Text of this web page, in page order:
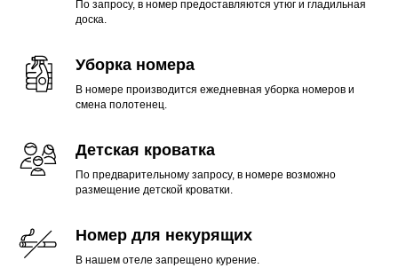
По запросу, в номер предоставляются утюг и гладильная
доска.
Уборка номера
В номере производится ежедневная уборка номеров и
смена полотенец.
Детская кроватка
По предварительному запросу, в номере возможно
размещение детской кроватки.
Номер для некурящих
В нашем отеле запрещено курение.